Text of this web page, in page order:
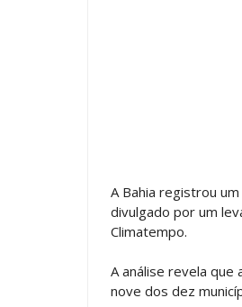
A Bahia registrou
divulgado por um
Climatempo.
A análise revela
nove dos dez